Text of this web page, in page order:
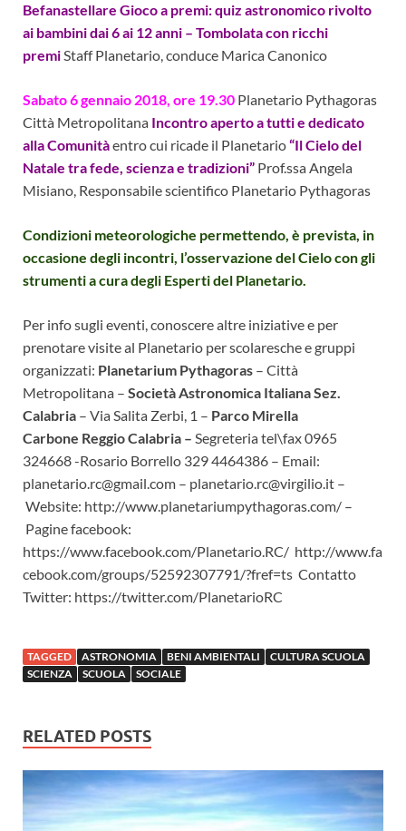
Befanastellare Gioco a premi: quiz astronomico rivolto
ai bambini dai 6 ai 12 anni – Tombolata con ricchi
premiStaff Planetario, conduce Marica Canonico
Sabato 6 gennaio 2018, ore 19.30 Planetario Pythagoras
Città Metropolitana Incontro aperto a tutti e dedicato
alla Comunitàentro cui ricade il Planetario“Il Cielo del
Natale tra fede, scienza e tradizioni” Prof.ssa Angela
Misiano, Responsabile scientifico Planetario Pythagoras
Condizioni meteorologiche permettendo, è prevista, in
occasione degli incontri, l’osservazione del Cielo con gli
strumenti a cura degli Esperti del Planetario.
Per info sugli eventi, conoscere altre iniziative e per
prenotare visite al Planetario per scolaresche e gruppi
organizzati: Planetarium Pythagoras – Città
Metropolitana – Società Astronomica Italiana Sez.
Calabria – Via Salita Zerbi, 1 – Parco Mirella
Carbone Reggio Calabria – Segreteria tel\fax 0965
324668 -Rosario Borrello 329 4464386 – Email:
planetario.rc@gmail.com – planetario.rc@virgilio.it –
Website: http://www.planetariumpythagoras.com/ –
Pagine facebook:
https://www.facebook.com/Planetario.RC/ http://www.fa
cebook.com/groups/52592307791/?fref=ts Contatto
Twitter: https://twitter.com/PlanetarioRC
TAGGED ASTRONOMIA BENI AMBIENTALI
CULTURA SCUOLA
SCIENZA
SCUOLA SOCIALE
RELATED POSTS